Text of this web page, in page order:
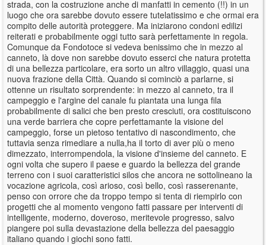
strada, con la costruzione anche di manfatti in cemento (!!) in un
luogo che ora sarebbe dovuto essere tutelatissimo e che ormai era
compito delle autorità proteggere. Ma iniziarono condoni edilizi
reiterati e probabilmente oggi tutto sarà perfettamente in regola.
Comunque da Fondotoce si vedeva benissimo che in mezzo al
canneto, là dove non sarebbe dovuto esserci che natura protetta
di una bellezza particolare, era sorto un altro villaggio, quasi una
nuova frazione della Città. Quando si cominciò a parlarne, si
ottenne un risultato sorprendente: in mezzo al canneto, tra il
campeggio e l'argine del canale fu piantata una lunga fila
probabilmente di salici che ben presto cresciuti, ora costituiscono
una verde barriera che copre perfettamante la visione del
campeggio, forse un pietoso tentativo di nascondimento, che
tuttavia senza rimediare a nulla,ha il torto di aver più o meno
dimezzato, interrompendola, la visione d'insieme del canneto. E
ogni volta che supero il paese e guardo la bellezza del grande
terreno con i suoi caratteristici silos che ancora ne sottolineano la
vocazione agricola, così arioso, così bello, così rasserenante,
penso con orrore che da troppo tempo si tenta di riempirlo con
progetti che al momento vengono fatti passare per interventi di
intelligente, moderno, doveroso, meritevole progresso, salvo
piangere poi sulla devastazione della bellezza del paesaggio
italiano quando i giochi sono fatti.